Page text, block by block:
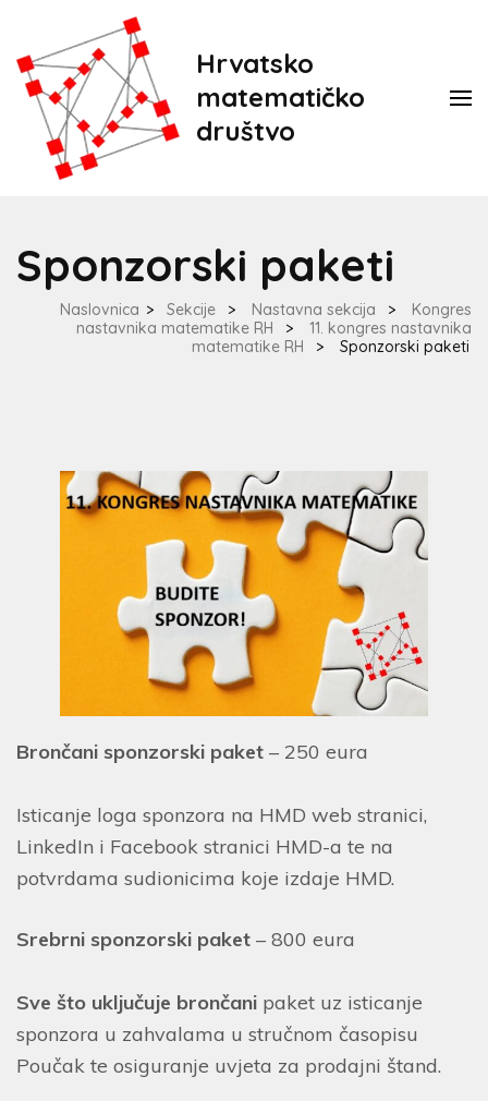
Hrvatsko
matematičko
društvo
Sponzorski paketi
Naslovnica > Sekcije > Nastavna sekcija >
Kongres
nastavnika matematike RH
>
11. kongres nastavnika
matematike RH
> Sponzorski paketi
Brončani sponzorski paket – 250 eura
Isticanje loga sponzora na HMD web stranici,
LinkedIn i Facebook stranici HMD-a te na
potvrdama sudionicima koje izdaje HMD.
Srebrni sponzorski paket – 800 eura
Sve što uključuje brončani paket uz isticanje
sponzora u zahvalama u stručnom časopisu
Poučak te osiguranje uvjeta za prodajni štand.